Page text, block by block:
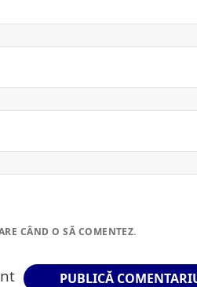
CÂND O SĂ COMENTEZ.